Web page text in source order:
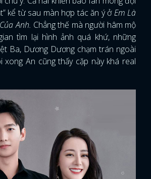
kể từ sau màn hợp tác ăn ý ởEm Là
Anh. Chẳng thế mà người hâm mộ
tìm lại hình ảnh quá khứ, những
Ba, Dương Dương chạm trán ngoài
xong An cũng thấy cặp này khá real